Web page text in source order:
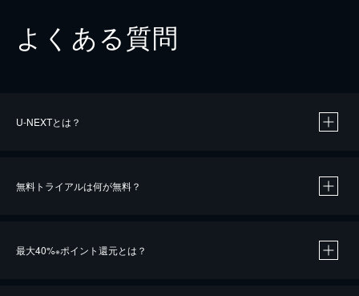
よくある質問
U-NEXTとは？
無料トライアルは何が無料？
最大40%※ポイント還元とは？